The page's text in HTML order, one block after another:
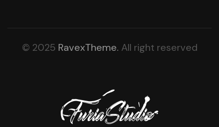
© 2025 RavexTheme. All right reserved